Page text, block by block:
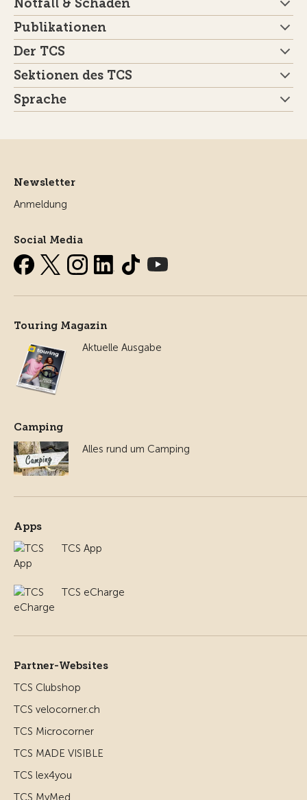
Notfall & Schaden
Publikationen
Der TCS
Sektionen des TCS
Sprache
Newsletter
Anmeldung
Social Media
Touring Magazin
Aktuelle Ausgabe
Camping
Alles rund um Camping
Apps
TCS App
TCS eCharge
Partner-Websites
TCS Clubshop
TCS velocorner.ch
TCS Microcorner
TCS MADE VISIBLE
TCS lex4you
TCS MyMed